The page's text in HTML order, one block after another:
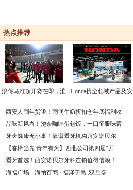
热点推荐
浪你马淮超开赛在即，淮 Honda携全领域产品及安
口博览
西安人囤年货啦！雨润牛奶折扣仓年底福利收
品味新风尚！池奈咖喱蛋包饭，一口征服味蕾
牙齿健康无小事！靠谱看牙机构西安诺贝尔
【奋楫当先 青年有为】西北公司第四届“开
看牙首选！西安诺贝尔牙科连锁值得信赖！
海福广场---海纳百商 · 福泽于民 ,双旦盛